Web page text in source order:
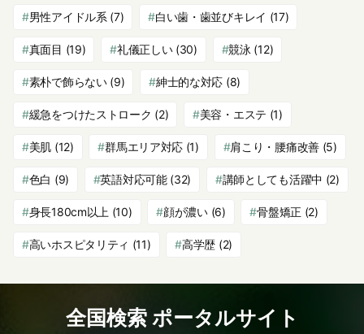
男性アイドル系 (7) 白い歯・歯並びキレイ (17)
真面目 (19) 礼儀正しい(30) 競泳 (12)
素朴で飾らない(9) 紳士的な対応 (8)
緩急をつけたストローク (2) 美容・エステ (1)
美肌 (12) 群馬エリア対応 (1) 肩こり・腰痛改善(5)
色白 (9) 英語対応可能(32) 講師としても活躍中 (2)
身長180cm以上 (10) 顔が濃い(6) 骨盤矯正 (2)
高いホスピタリティ (11) 高学歴 (2)
全国検索 ポータルサイト